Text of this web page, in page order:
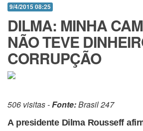
9/4/2015 08:25
DILMA: MINHA
NÃO TEVE
CORRUPÇÃO
506 visitas -Fonte:Brasil 247
A presidente Dilma Rousseff